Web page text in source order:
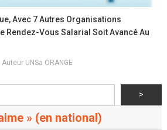
Avec 7 Autres Organisations
Rendez-Vous Salarial Soit Avancé Au
Auteur UNSa ORANGE
>
» (en national)